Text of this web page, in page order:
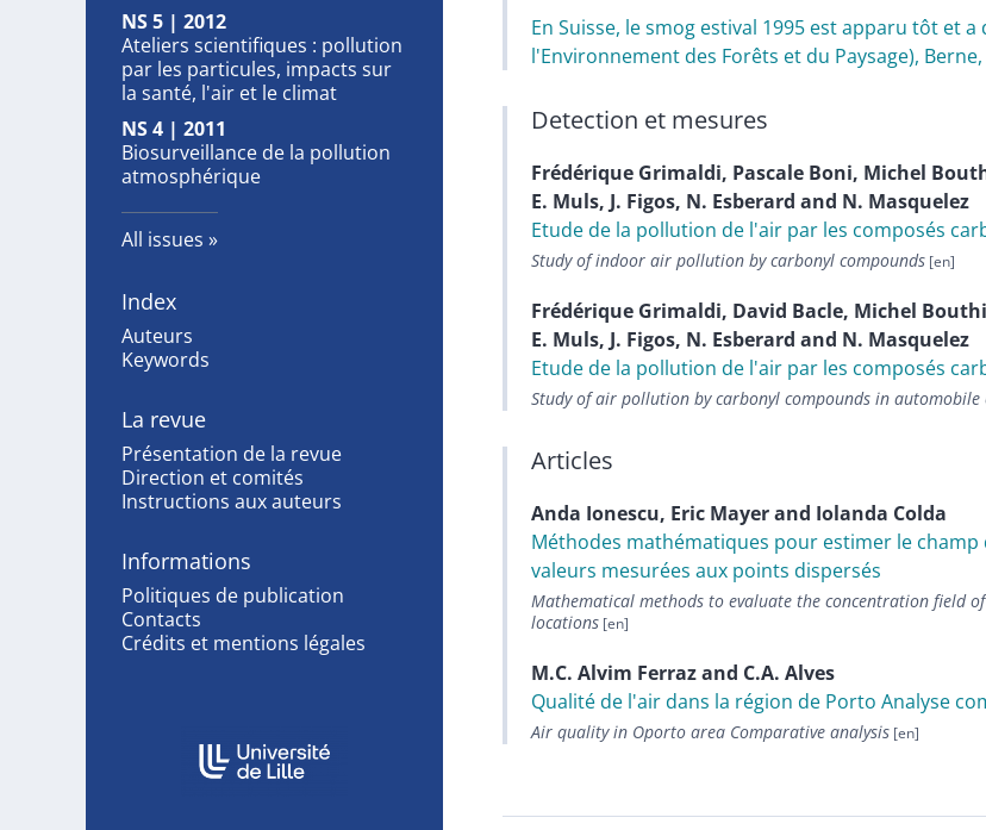
NS 5 | 2012
Ateliers scientifiques : pollution
par les particules, impacts sur
la santé, l'air et le climat
NS 4 | 2011
Biosurveillance de la pollution
atmosphérique
All issues
Index
Auteurs
Keywords
La revue
Présentation de la revue
Direction et comités
Instructions aux auteurs
Informations
Politiques de publication
Contacts
Crédits et mentions légales
In collaboration with
En Suisse, le smog estival 1995 est apparu tôt et
l'Environnement des Forêts et du Paysage),
Detection et mesures
Frédérique Grimaldi, Pascale Boni, Michel
E. Muls, J. Figos, N. Esberard and N. Masquelez
Etude de la pollution de l'air par les composés
Study of indoor air pollution by carbonyl compounds
Frédérique Grimaldi, David Bacle, Michel
E. Muls, J. Figos, N. Esberard and N. Masquelez
Etude de la pollution de l'air par les composés
Study of air pollution by carbonyl compounds in automobile
Articles
Anda Ionescu, Eric Mayerand Iolanda Colda
Méthodes mathématiques pour estimer le
valeurs mesurées aux points dispersés
Mathematical methods to evaluate the concentration field
locations
M.C. Alvim Ferrazand C.A. Alves
Qualité de l'air dans la région de Porto Analyse
Air quality in Oporto area Comparative analysis